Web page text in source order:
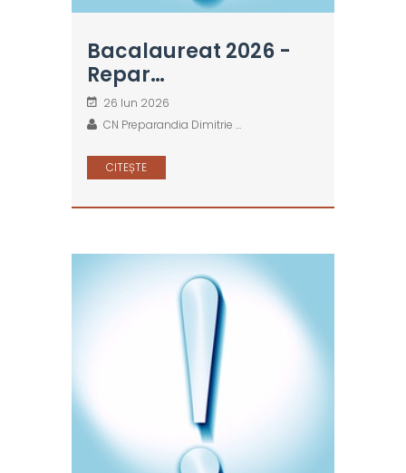
Bacalaureat 2026 -
Repar…
26 Iun 2026
CN Preparandia Dimitrie …
CITEȘTE